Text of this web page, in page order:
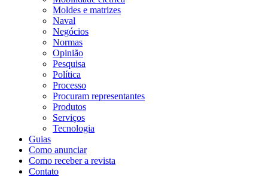
Moldes e matrizes
Naval
Negócios
Normas
Opinião
Pesquisa
Política
Processo
Procuram representantes
Produtos
Serviços
Tecnologia
Guias
Como anunciar
Como receber a revista
Contato